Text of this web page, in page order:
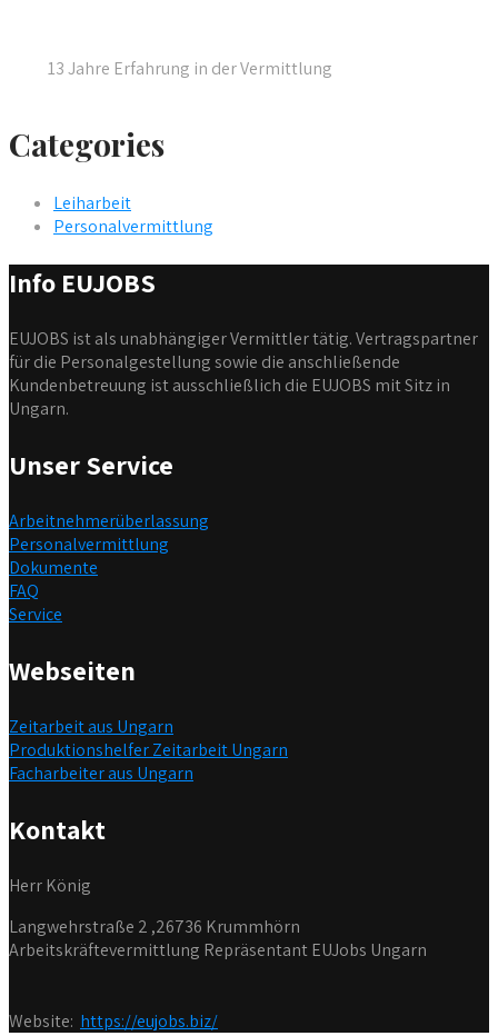
13 Jahre Erfahrung in der Vermittlung
Categories
Leiharbeit
Personalvermittlung
Info EUJOBS
EUJOBS ist als unabhängiger Vermittler tätig. Vertragspartner
für die Personalgestellung sowie die anschließende
Kundenbetreuung ist ausschließlich die EUJOBS mit Sitz in
Ungarn.
Unser Service
Arbeitnehmerüberlassung
Personalvermittlung
Dokumente
FAQ
Service
Webseiten
Zeitarbeit aus Ungarn
Produktionshelfer Zeitarbeit Ungarn
Facharbeiter aus Ungarn
Kontakt
Herr König
Langwehrstraße 2 ,26736 Krummhörn
Arbeitskräftevermittlung Repräsentant EUJobs Ungarn
Website: https://eujobs.biz/